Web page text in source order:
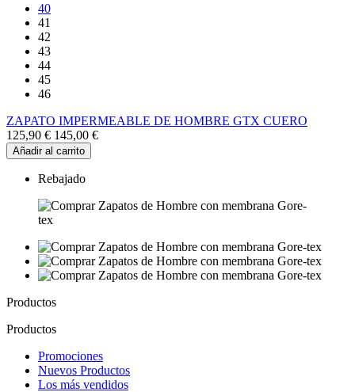
40
41
42
43
44
45
46
ZAPATO IMPERMEABLE DE HOMBRE GTX CUERO
125,90 € 145,00 €
Añadir al carrito
Rebajado
Productos
Productos
Promociones
Nuevos Productos
Los más vendidos